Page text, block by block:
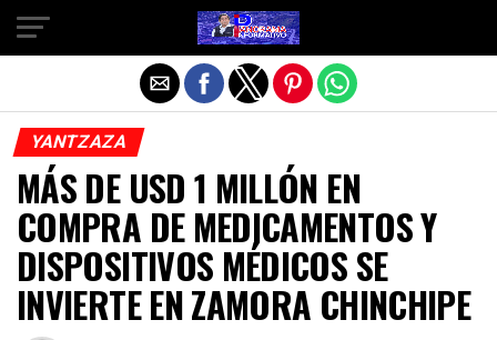
YANTZAZA
MÁS DE USD 1 MILLÓN EN
COMPRA DE MEDICAMENTOS Y
DISPOSITIVOS MÉDICOS SE
INVIERTE EN ZAMORA CHINCHIPE
Salir de la versión móvil